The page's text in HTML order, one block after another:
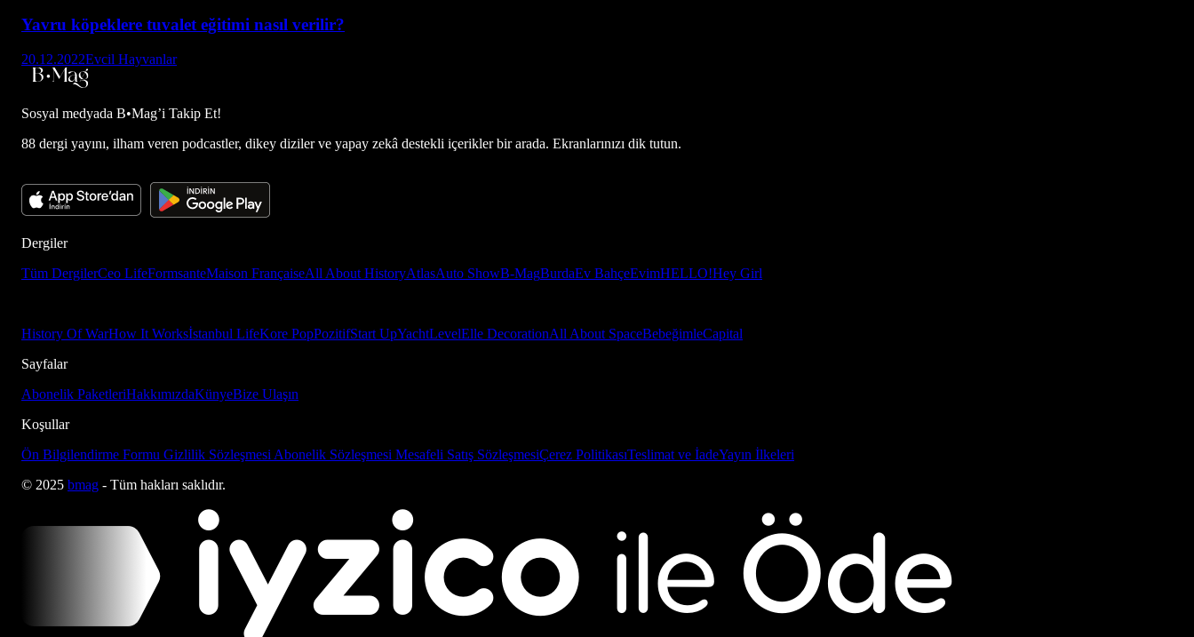
Yavru köpeklere tuvalet eğitimi nasıl verilir?
20.12.2022Evcil Hayvanlar
Sosyal medyada B•Mag’i Takip Et!
88 dergi yayını, ilham veren podcastler, dikey diziler ve yapay zekâ destekli içerikler bir arada. Ekranlarınızı dik tutun.
Dergiler
Tüm DergilerCeo LifeFormsanteMaison FrançaiseAll About HistoryAtlasAuto ShowB-MagBurdaEv BahçeEvimHELLO!Hey Girl
History Of WarHow It Worksİstanbul LifeKore PopPozitifStart UpYachtLevelElle DecorationAll About SpaceBebeğimleCapital
Sayfalar
Abonelik PaketleriHakkımızdaKünyeBize Ulaşın
Koşullar
Ön Bilgilendirme Formu Gizlilik Sözleşmesi Abonelik Sözleşmesi Mesafeli Satış SözleşmesiÇerez PolitikasıTeslimat ve İadeYayın İlkeleri
© 2025 bmag - Tüm hakları saklıdır.